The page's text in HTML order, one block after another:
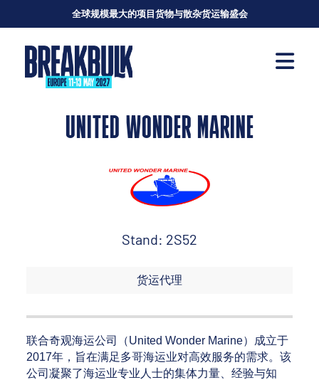
全球规模最大的项目货物与散杂货运输盛会
UNITED WONDER MARINE
Stand: 2S52
货运代理
联合奇观海运公司（United Wonder Marine）成立于
2017年，旨在满足多哥海运业对高效服务的需求。该
公司凝聚了海运业专业人士的集体力量、经验与知